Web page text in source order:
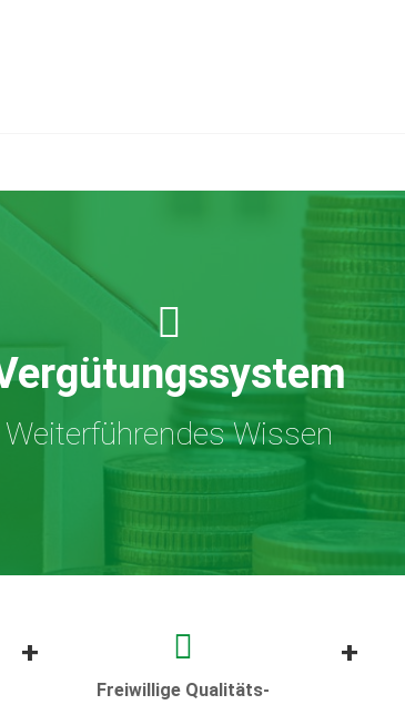
Weiterführendes Wissen
+
Freiwillige Qualitäts-
+